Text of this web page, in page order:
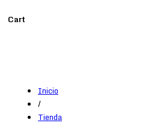
Cart
Inicio
/
Tienda